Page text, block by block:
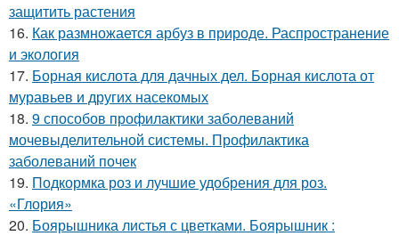
защитить растения
16. Как размножается арбуз в природе. Распространение
и экология
17. Борная кислота для дачных дел. Борная кислота от
муравьев и других насекомых
18. 9 способов профилактики заболеваний
мочевыделительной системы. Профилактика
заболеваний почек
19. Подкормка роз и лучшие удобрения для роз.
«Глория»
20. Боярышника листья с цветками. Боярышник :